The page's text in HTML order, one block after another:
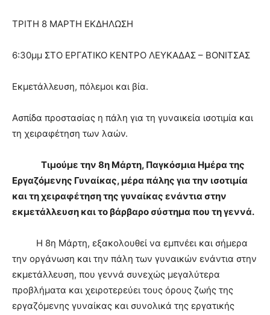
ΤΡΙΤΗ 8 ΜΑΡΤΗ ΕΚΔΗΛΩΣΗ
6:30μμ ΣΤΟ ΕΡΓΑΤΙΚΟ ΚΕΝΤΡΟ ΛΕΥΚΑΔΑΣ – ΒΟΝΙΤΣΑΣ
Εκμετάλλευση, πόλεμοι και βία.
Ασπίδα προστασίας η πάλη για τη γυναικεία ισοτιμία και
τη χειραφέτηση των λαών.
Τιμούμε την 8η Μάρτη, Παγκόσμια Ημέρα της
Εργαζόμενης Γυναίκας, μέρα πάλης για την ισοτιμία
και τη χειραφέτηση της γυναίκας ενάντια στην
εκμετάλλευση και το βάρβαρο σύστημα που τη γεννά.
Η 8η Μάρτη, εξακολουθεί να εμπνέει και σήμερα
την οργάνωση και την πάλη των γυναικών ενάντια στην
εκμετάλλευση, που γεννά συνεχώς μεγαλύτερα
προβλήματα και χειροτερεύει τους όρους ζωής της
εργαζόμενης γυναίκας και συνολικά της εργατικής